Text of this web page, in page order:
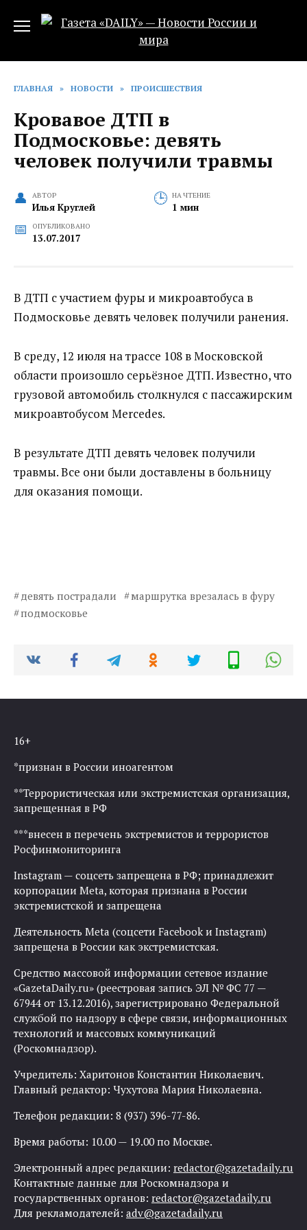
ГЛАВНАЯ » НОВОСТИ » ПРОИСШЕСТВИЯ
Кровавое ДТП в
Подмосковье: девять
человек получили травмы
АВТОР
Илья Круглей
НА ЧТЕНИЕ
1 мин
ОПУБЛИКОВАНО
13.07.2017
В ДТП с участием фуры и микроавтобуса в
Подмосковье девять человек получили ранения.
В среду, 12 июля на трассе 108 в Московской
области произошло серьёзное ДТП. Известно, что
грузовой автомобиль столкнулся с пассажирским
микроавтобусом Mercedes.
В результате ДТП девять человек получили
травмы. Все они были доставлены в больницу
для оказания помощи.
девять пострадали
маршрутка врезалась в фуру
подмосковье
16+
*признан в России иноагентом
**Террористическая или экстремистская организация,
запрещенная в РФ
***внесен в перечень экстремистов и террористов
Росфинмониторинга
Instagram — соцсеть запрещена в РФ; принадлежит
корпорации Meta, которая признана в России
экстремистской и запрещена
Деятельность Meta (соцсети Facebook и Instagram)
запрещена в России как экстремистская.
Средство массовой информации сетевое издание
«GazetaDaily.ru» (реестровая запись ЭЛ № ФС 77 —
67944 от 13.12.2016), зарегистрировано Федеральной
службой по надзору в сфере связи, информационных
технологий и массовых коммуникаций
(Роскомнадзор).
Учредитель: Харитонов Константин Николаевич.
Главный редактор: Чухутова Мария Николаевна.
Телефон редакции: 8 (937) 396-77-86.
Время работы: 10.00 — 19.00 по Москве.
Электронный адрес редакции: redactor@gazetadaily.ru
Контактные данные для Роскомнадзора и
государственных органов: redactor@gazetadaily.ru
Для рекламодателей: adv@gazetadaily.ru